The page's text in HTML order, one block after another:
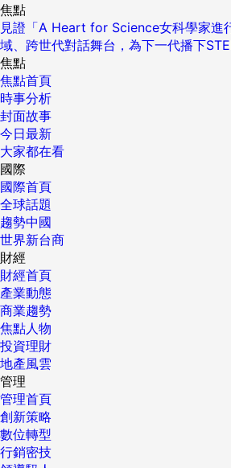
焦點
見證「A Heart for Science女科學家進
域、跨世代對話舞台，為下一代播下
焦點
焦點首頁
時事分析
封面故事
今日最新
大家都在看
國際
國際首頁
全球話題
趨勢中國
世界新台商
財經
財經首頁
產業動態
商業趨勢
焦點人物
投資理財
地產風雲
管理
管理首頁
創新策略
數位轉型
行銷密技